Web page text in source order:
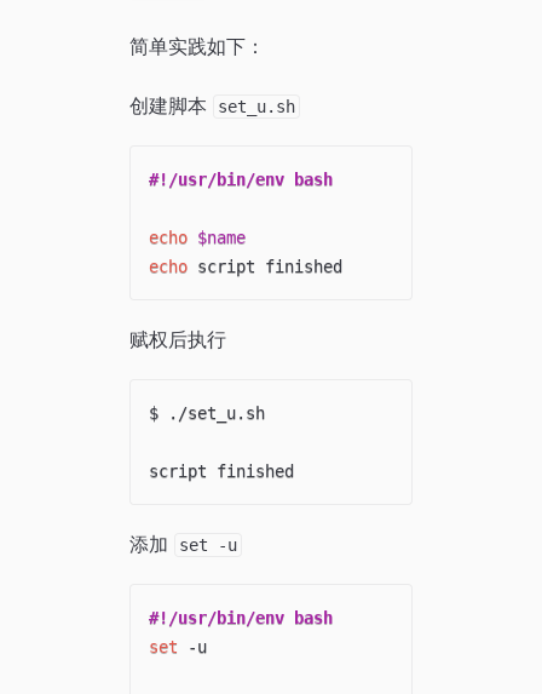
简单实践如下：
创建脚本 set_u.sh
#!/usr/bin/env bash
echo $name
echo
赋权后执行
$ ./set_u.sh
添加 set -u
#!/usr/bin/env bash
set -u